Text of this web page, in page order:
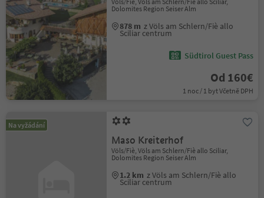
Dolomites Region Seiser Alm
878 m z Völs am Schlern/Fiè allo
Sciliar centrum
Südtirol Guest Pass
Od 160€
1 noc / 1 byt Včetně DPH
Na vyžádání
Maso Kreiterhof
Völs/Fiè, Völs am Schlern/Fiè allo Sciliar,
Dolomites Region Seiser Alm
1.2 km z Völs am Schlern/Fiè allo
Sciliar centrum